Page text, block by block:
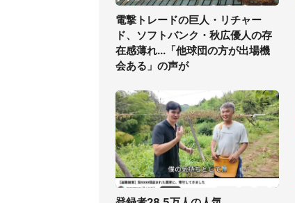
電撃トレードの巨人・リチャー
ド、ソフトバンク・秋広優人の存
在感薄れ...「他球団の方が出場機
会ある」の声が